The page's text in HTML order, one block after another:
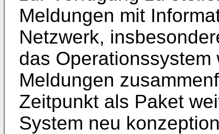
Meldungen mit
Netzwerk,
das
Meldungen
Zeitpunkt als Paket
System neu